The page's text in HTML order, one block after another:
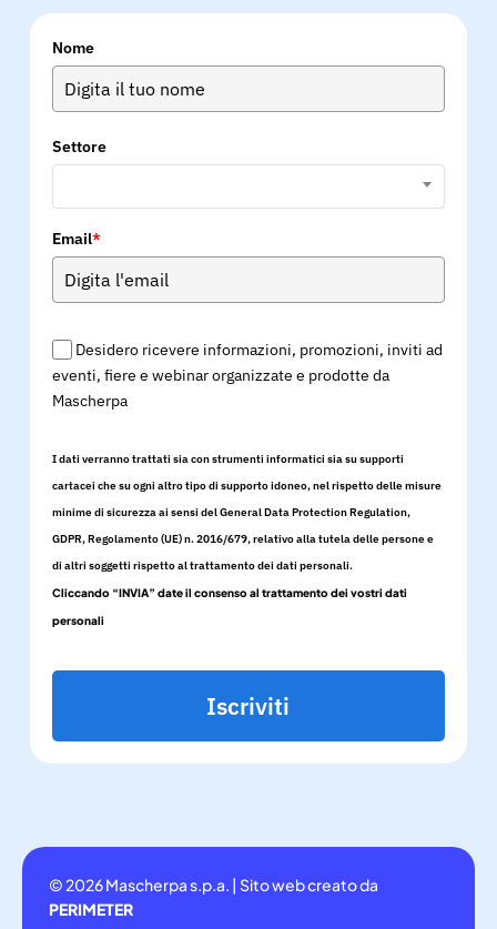
Nome
Settore
Email*
Desidero ricevere informazioni, promozioni, inviti ad
eventi, fiere e webinar organizzate e prodotte da
Mascherpa
I dati verranno trattati sia con strumenti informatici sia su supporti
cartacei che su ogni altro tipo di supporto idoneo, nel rispetto delle misure
minime di sicurezza ai sensi del General Data Protection Regulation,
GDPR, Regolamento (UE) n. 2016/679, relativo alla tutela delle persone e
di altri soggetti rispetto al trattamento dei dati personali.
Cliccando “INVIA” date il consenso al trattamento dei vostri dati
personali
Iscriviti
© 2026 Mascherpa s.p.a. | Sito web creato da
PERIMETER